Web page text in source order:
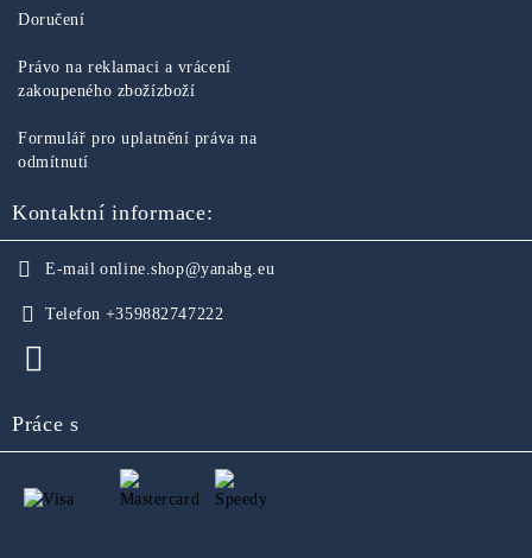
Doručení
Právo na reklamaci a vrácení
zakoupeného zbožízboží
Formulář pro uplatnění práva na
odmítnutí
Kontaktní informace:
E-mail online.shop@yanabg.eu
Telefon +359882747222
Práce s